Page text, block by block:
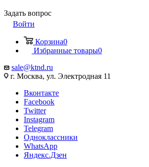
Задать вопрос
Войти
Корзина0
Избранные товары0
sale@ktnd.ru
г. Москва, ул. Электродная 11
Вконтакте
Facebook
Twitter
Instagram
Telegram
Одноклассники
WhatsApp
Яндекс.Дзен